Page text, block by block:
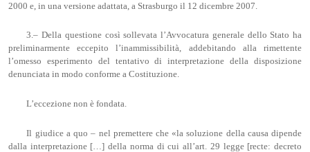
2000 e, in una versione adattata, a Strasburgo il 12 dicembre 2007.
3.– Della questione così sollevata l’Avvocatura generale dello Stato ha
preliminarmente eccepito l’inammissibilità, addebitando alla rimettente
l’omesso esperimento del tentativo di interpretazione della disposizione
denunciata in modo conforme a Costituzione.
L’eccezione non è fondata.
Il giudice a quo – nel premettere che «la soluzione della causa dipende
dalla interpretazione […] della norma di cui all’art. 29 legge [recte: decreto